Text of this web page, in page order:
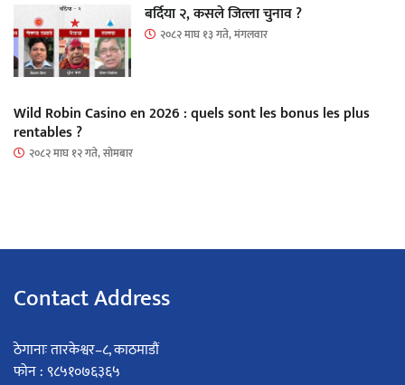
बर्दिया २, कसले जित्ला चुनाव ?
२०८२ माघ १३ गते, मंगलवार
Wild Robin Casino en 2026 : quels sont les bonus les plus
rentables ?
२०८२ माघ १२ गते, सोमबार
Contact Address
ठेगानाः तारकेश्वर–८, काठमाडौं
फोन : ९८५१०७६३६५